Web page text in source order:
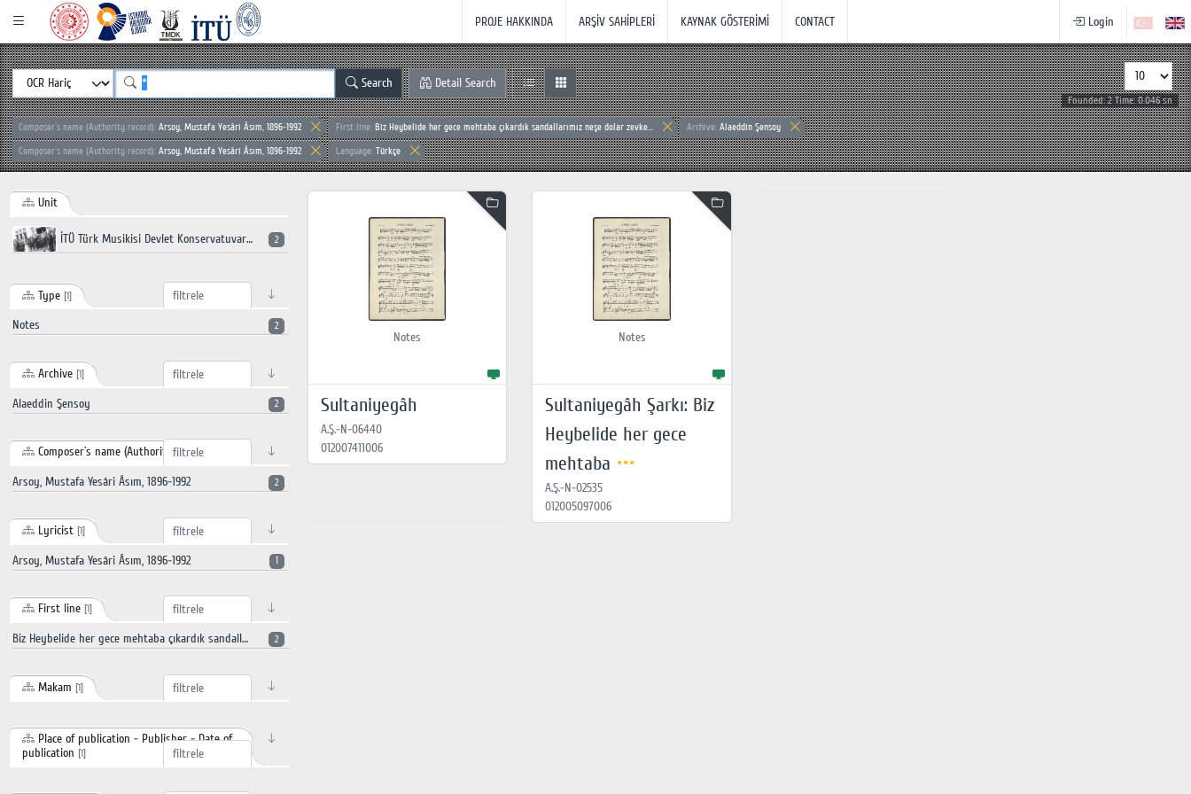
PROJE HAKKINDA ARŞİV SAHİPLERİ KAYNAK GÖSTERİMİ CONTACT Login
Search Detail Search
Composer`s name (Authority record): Arsoy, Mustafa Yesâri Âsım, 1896-1992 First line: Biz Heybelide her gece mehtaba çıkardık sandallarımız neşe dolar zevke... Archive: Alaeddin Şensoy
Composer`s name (Authority record): Arsoy, Mustafa Yesâri Âsım, 1896-1992 Language: Türkçe
Founded: 2 Time: 0.046 sn
Unit
İTÜ Türk Musikisi Devlet Konservatuvarı 2
Type [1]
Notes 2
Archive [1]
Alaeddin Şensoy 2
Composer`s name (Authority record)
Arsoy, Mustafa Yesâri Âsım, 1896-1992 2
Lyricist [1]
Arsoy, Mustafa Yesâri Âsım, 1896-1992 1
First line [1]
Biz Heybelide her gece mehtaba çıkardık sandallarımız neşe dolar zevke dalardık saz seslerinin sahile aksettiği demler etrafı bütün şarkı gazellerle yakardık 2
Makam [1]
Place of publication - Publisher - Date of
publication [1]
Notes
Sultaniyegâh
A.Ş.-N-06440
012007411006
Notes
Sultaniyegâh Şarkı: Biz
Heybelide her gece
mehtaba
A.Ş.-N-02535
012005097006